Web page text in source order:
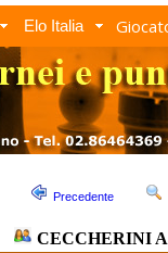
Elo Italia
Precedente
CECCHERINI